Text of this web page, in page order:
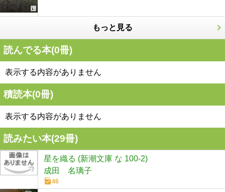
もっと見る
読んでる本(0冊)
表示する内容がありません
積読本(0冊)
表示する内容がありません
読みたい本(29冊)
星を織る (新潮文庫 な 100-2)
成田 名璃子
46